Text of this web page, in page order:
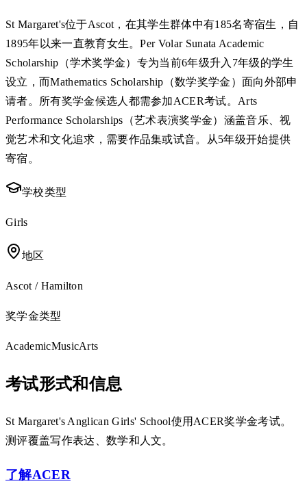
St Margaret's位于Ascot，在其学生群体中有185名寄宿生，自
1895年以来一直教育女生。Per Volar Sunata Academic
Scholarship（学术奖学金）专为当前6年级升入7年级的学生
设立，而Mathematics Scholarship（数学奖学金）面向外部申
请者。所有奖学金候选人都需参加ACER考试。Arts
Performance Scholarships（艺术表演奖学金）涵盖音乐、视
觉艺术和文化追求，需要作品集或试音。从5年级开始提供
寄宿。
学校类型
Girls
地区
Ascot / Hamilton
奖学金类型
AcademicMusicArts
考试形式和信息
St Margaret's Anglican Girls' School使用ACER奖学金考试。
测评覆盖写作表达、数学和人文。
了解ACER